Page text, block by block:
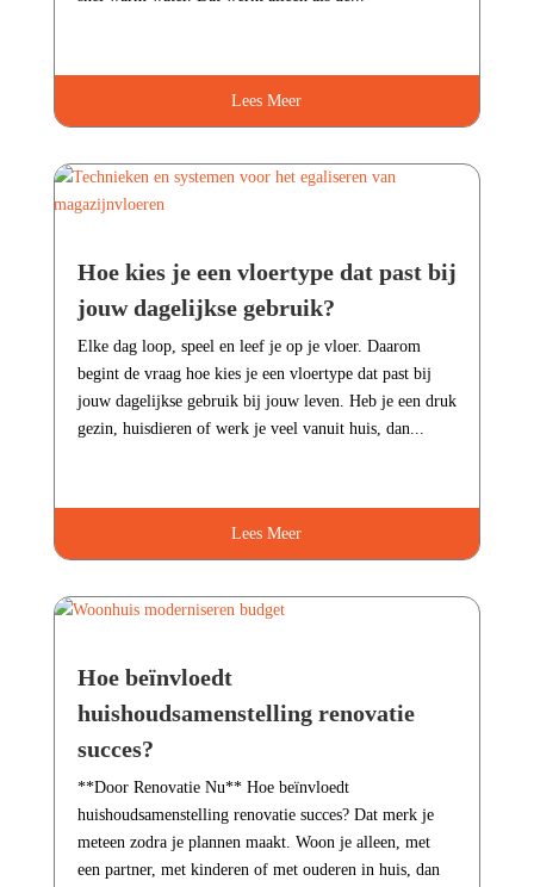
Lees Meer
Hoe kies je een vloertype dat past bij
jouw dagelijkse gebruik?
Elke dag loop, speel en leef je op je vloer.​ Daarom
begint de vraag hoe kies je een vloertype dat past bij
jouw dagelijkse gebruik bij jouw leven.​ Heb je een druk
gezin, huisdieren of werk je veel vanuit huis, dan...
Lees Meer
Hoe beïnvloedt
huishoudsamenstelling renovatie
succes?
**Door Renovatie Nu** Hoe beïnvloedt
huishoudsamenstelling renovatie succes? Dat merk je
meteen zodra je plannen maakt.​ Woon je alleen, met
een partner, met kinderen of met ouderen in huis, dan